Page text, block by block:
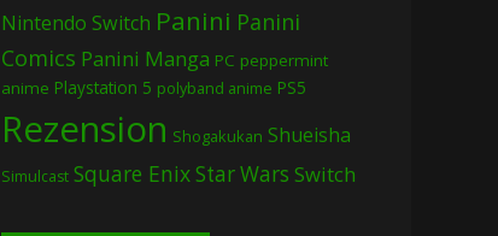
Nintendo Switch Panini Panini
Comics Panini Manga PC peppermint
anime Playstation 5 polyband anime PS5
Rezension Shogakukan Shueisha
Simulcast Square EnixStar Wars Switch